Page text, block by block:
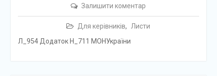
Залишити коментар
Для керівників,
Листи
Л_954 Додаток Н_711 МОНУкраїни